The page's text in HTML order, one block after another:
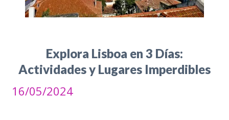
Explora Lisboa en 3 Días:
Actividades y Lugares Imperdibles
16/05/2024